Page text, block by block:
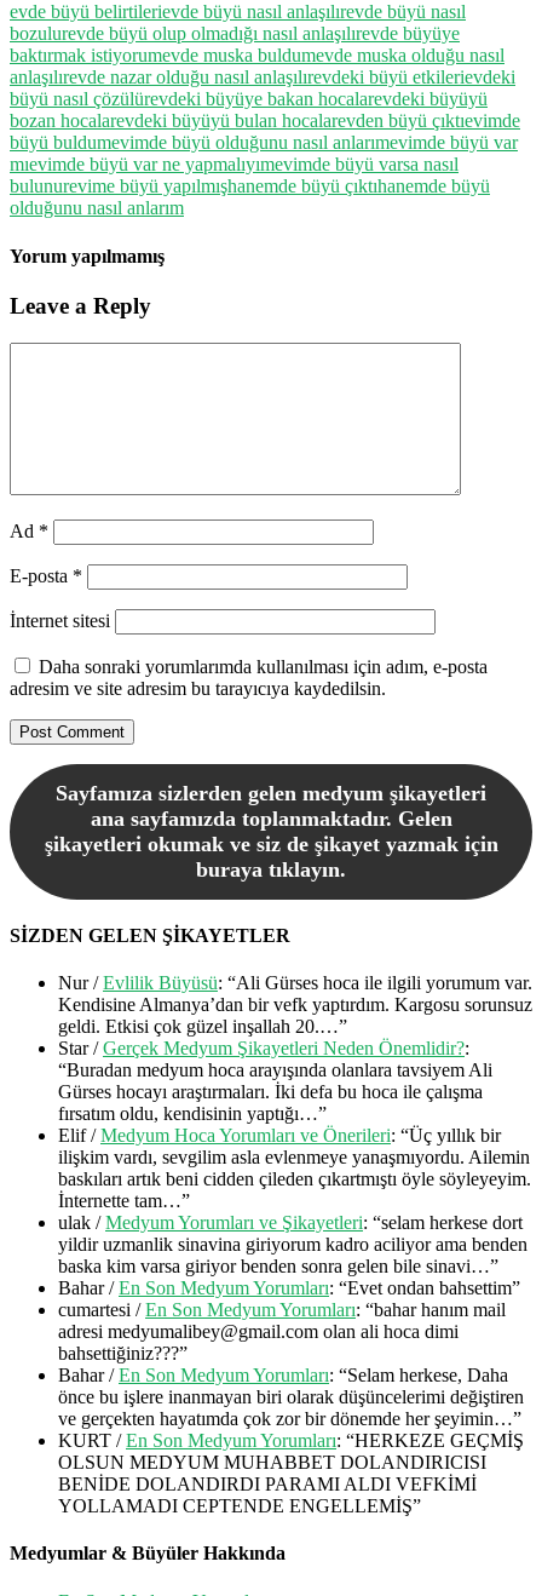
evde büyü belirtilerievde büyü nasıl anlaşılırevde büyü nasıl
bozulurevde büyü olup olmadığı nasıl anlaşılırevde büyüye
baktırmak istiyorumevde muska buldumevde muska olduğu nasıl
anlaşılırevde nazar olduğu nasıl anlaşılırevdeki büyü etkilerievdeki
büyü nasıl çözülürevdeki büyüye bakan hocalarevdeki büyüyü
bozan hocalarevdeki büyüyü bulan hocalarevden büyü çıktıevimde
büyü buldumevimde büyü olduğunu nasıl anlarımevimde büyü var
mıevimde büyü var ne yapmalıyımevimde büyü varsa nasıl
bulunurevime büyü yapılmışhanemde büyü çıktıhanemde büyü
olduğunu nasıl anlarım
Yorum yapılmamış
Leave a Reply
Ad *
E-posta *
İnternet sitesi
Daha sonraki yorumlarımda kullanılması için adım, e-posta
adresim ve site adresim bu tarayıcıya kaydedilsin.
Sayfamıza sizlerden gelen medyum şikayetleri
ana sayfamızda toplanmaktadır. Gelen
şikayetleri okumak ve siz de şikayet yazmak için
buraya tıklayın.
SİZDEN GELEN ŞİKAYETLER
Nur/Evlilik Büyüsü: “Ali Gürses hoca ile ilgili yorumum var.
Kendisine Almanya’dan bir vefk yaptırdım. Kargosu sorunsuz
geldi. Etkisi çok güzel inşallah 20.…”
Star/Gerçek Medyum Şikayetleri Neden Önemlidir?:
“Buradan medyum hoca arayışında olanlara tavsiyem Ali
Gürses hocayı araştırmaları. İki defa bu hoca ile çalışma
fırsatım oldu, kendisinin yaptığı…”
Elif/Medyum Hoca Yorumları ve Önerileri: “Üç yıllık bir
ilişkim vardı, sevgilim asla evlenmeye yanaşmıyordu. Ailemin
baskıları artık beni cidden çileden çıkartmıştı öyle söyleyeyim.
İnternette tam…”
ulak /Medyum Yorumları ve Şikayetleri: “selam herkese dort
yildir uzmanlik sinavina giriyorum kadro aciliyor ama benden
baska kim varsa giriyor benden sonra gelen bile sinavi…”
Bahar/En Son Medyum Yorumları: “Evet ondan bahsettim”
cumartesi /En Son Medyum Yorumları: “bahar hanım mail
adresi medyumalibey@gmail.com olan ali hoca dimi
bahsettiğiniz???”
Bahar/En Son Medyum Yorumları: “Selam herkese, Daha
önce bu işlere inanmayan biri olarak düşüncelerimi değiştiren
ve gerçekten hayatımda çok zor bir dönemde her şeyimin…”
KURT /En Son Medyum Yorumları: “HERKEZE GEÇMİŞ
OLSUN MEDYUM MUHABBET DOLANDIRICISI
BENİDE DOLANDIRDI PARAMI ALDI VEFKİMİ
YOLLAMADI CEPTENDE ENGELLEMİŞ”
Medyumlar & Büyüler Hakkında